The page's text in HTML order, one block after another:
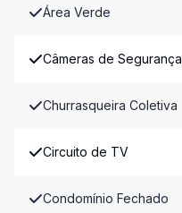
Área Verde
Câmeras de Segurança
Churrasqueira Coletiva
Circuito de TV
Condomínio Fechado